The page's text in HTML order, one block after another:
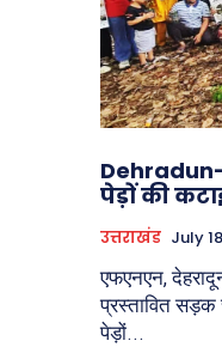
पेड़ों की
उत्तराखंड July
एफएनएन,
प्रस्तावित सड़क
पेड़ों...